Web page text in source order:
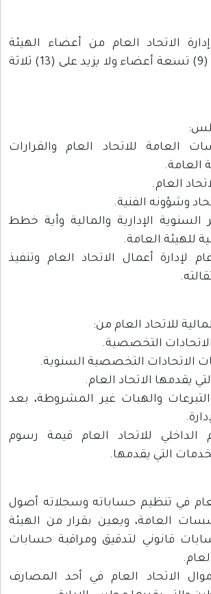
الاتحاد العام من أعضاء الهيئة
العامة لا يقل عن (9) تسعة أعضاء ولا يزيد على (13) ثلاثة
العامة للاتحاد العام والقرارات
العامة.
السنوية الإدارية والمالية وأية خطط
للهيئة العامة.
لإدارة أعمال الاتحاد العام وتنفيذ
التخصصية.
الاتحادات التخصصية السنوية.
يقدمها الاتحاد العام.
والهبات غير المشروطة، بعد
الداخلي للاتحاد العام قيمة رسوم
التي يقدمها.
العام في تنظيم حساباته وسجلاته أصول
العامة، ويعين بقرار من الهيئة
قانوني لتدقيق ومراقبة حسابات
الاتحاد العام في أحد المصارف